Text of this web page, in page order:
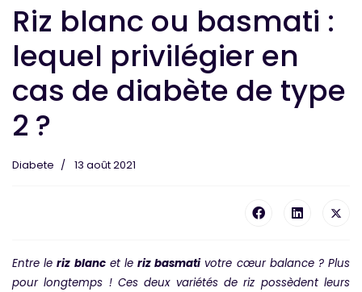
Riz blanc ou basmati :
lequel privilégier en
cas de diabète de type
2 ?
Diabete 13 août 2021
Entre leriz blancet leriz basmativotre cœur balance ? Plus
pour longtemps ! Ces deux variétés de riz possèdent leurs